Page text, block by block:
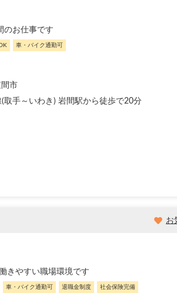
のお仕事です
車・バイク通勤可
市
(取手～いわき) 岩間駅から徒歩で20分
お
きやすい職場環境です
車・バイク通勤可 退職金制度 社会保険完備